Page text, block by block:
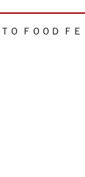
Ｏ ＦＯＯＤ ＦＥ